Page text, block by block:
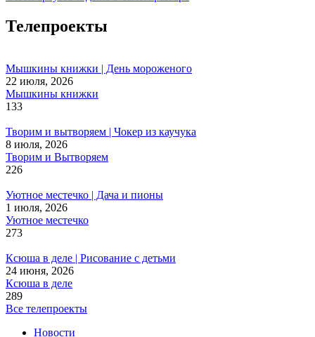
Телепроекты
Мышкины книжки | День мороженого
22 июля, 2026
Мышкины книжки
133
Творим и вытворяем | Чокер из каучука
8 июля, 2026
Творим и Вытворяем
226
Уютное местечко | Дача и пионы
1 июля, 2026
Уютное местечко
273
Ксюша в деле | Рисование с детьми
24 июня, 2026
Ксюша в деле
289
Все телепроекты
Новости